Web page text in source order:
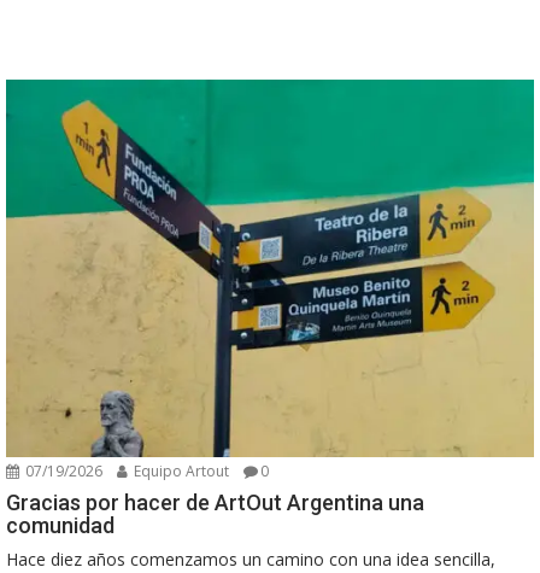
07/19/2026 Equipo Artout 0
Gracias por hacer de ArtOut Argentina una
comunidad
Hace diez años comenzamos un camino con una idea sencilla,